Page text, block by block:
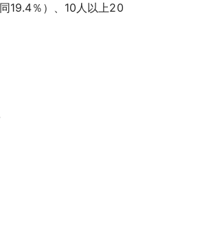
19.4％）、10人以上20